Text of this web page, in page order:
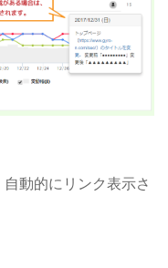
動的にリンク表示さ